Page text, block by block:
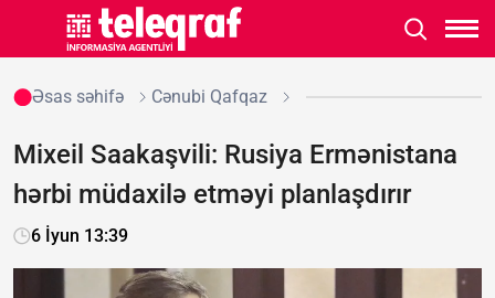
Əsas səhifə Cənubi Qafqaz
Mixeil Saakaşvili: Rusiya Ermənistana
hərbi müdaxilə etməyi planlaşdırır
6 İyun 13:39